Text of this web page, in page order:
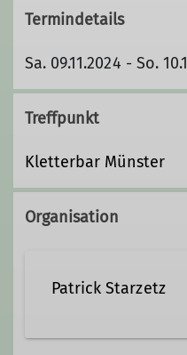
Termindetails
Sa. 09.11.2024 - So.
Treffpunkt
Kletterbar Münster
Organisation
Patrick Starzetz